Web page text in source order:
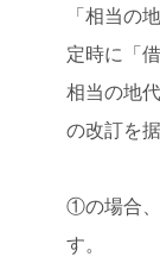
「相当の
定時に「
相当の地
の改訂を
①の場合、
す。